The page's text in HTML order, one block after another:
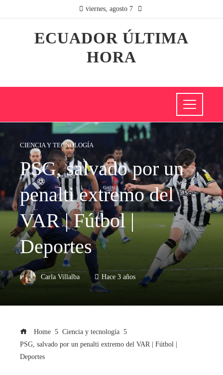
viernes, agosto 7
ECUADOR ÚLTIMA
HORA
CIENCIA Y TECNOLOGÍA
PSG, salvado por un
penalti extremo del
VAR | Fútbol |
Deportes
Carla Villalba Hace 3 años
Home
Ciencia y tecnología
PSG, salvado por un penalti extremo del VAR | Fútbol |
Deportes